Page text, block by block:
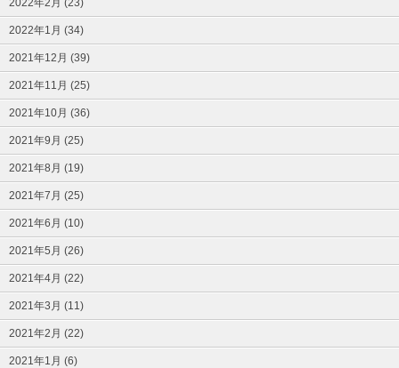
2022年1月 (34)
2021年12月 (39)
2021年11月 (25)
2021年10月 (36)
2021年9月 (25)
2021年8月 (19)
2021年7月 (25)
2021年6月 (10)
2021年5月 (26)
2021年4月 (22)
2021年3月 (11)
2021年2月 (22)
2021年1月 (6)